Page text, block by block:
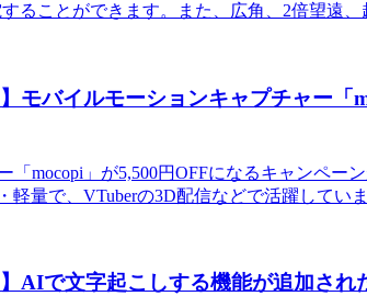
ることができます。また、広角、2倍望遠
モバイルモーションキャプチャー「
mocopi」が5,500円OFFになるキャンペー
軽量で、VTuberの3D配信などで活躍してい
AIで文字起こしする機能が追加され